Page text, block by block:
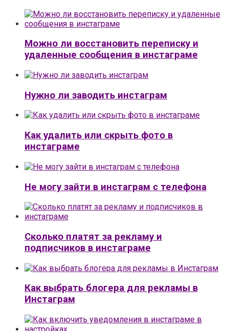
Можно ли восстановить переписку и
удаленные сообщения в инстаграме
Нужно ли заводить инстаграм
Как удалить или скрыть фото в
инстаграме
Не могу зайти в инстаграм с телефона
Сколько платят за рекламу и
подписчиков в инстаграме
Как выбрать блогера для рекламы в
Инстаграм